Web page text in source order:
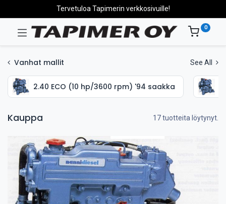
Tervetuloa Tapimerin verkkosivuille!
0
Vanhat mallit See All
2.40 ECO (10 hp/3600 rpm) '94 saakka
Kauppa 17 tuotteita löytynyt.